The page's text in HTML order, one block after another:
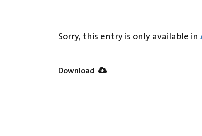
Sorry, this entry is only available in
Download